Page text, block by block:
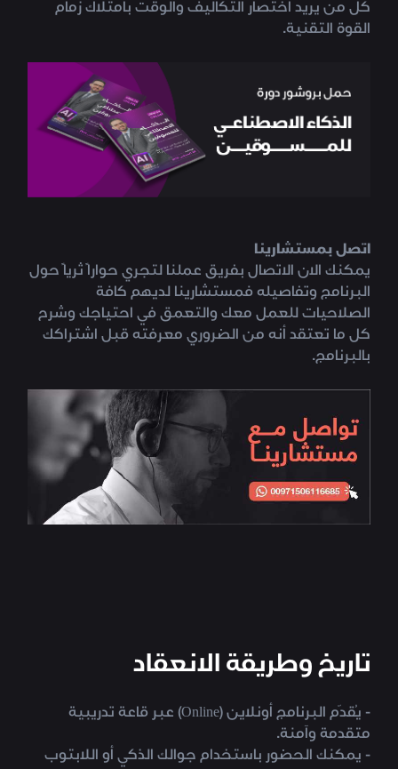
كل من يريد اختصار التكاليف والوقت بامتلاك زمام
القوة التقنية.
اتصل بمستشارينا
يمكنك الان الاتصال بفريق عملنا لتجري حواراً ثرياً حول
البرنامج وتفاصيله فمستشارينا لديهم كافة
الصلاحيات للعمل معك والتعمق في احتياجك وشرح
كل ما تعتقد أنه من الضروري معرفته قبل اشتراكك
بالبرنامج.
تاريخ وطريقة الانعقاد
- يُقدّم البرنامج أونلاين (Online) عبر قاعة تدريبية
متقدمة وآمنة.
- يمكنك الحضور باستخدام جوالك الذكي أو اللابتوب